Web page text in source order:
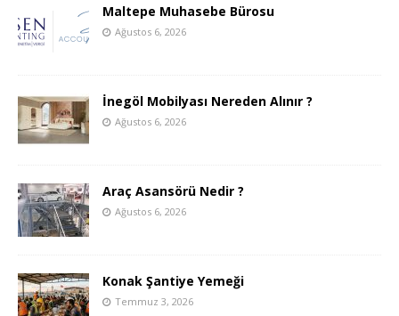
Maltepe Muhasebe Bürosu
Ağustos 6, 2026
İnegöl Mobilyası Nereden Alınır ?
Ağustos 6, 2026
Araç Asansörü Nedir ?
Ağustos 6, 2026
Konak Şantiye Yemeği
Temmuz 3, 2026